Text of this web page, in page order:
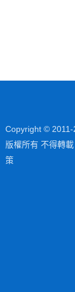
Copyright ©
版權所有 不得轉
策